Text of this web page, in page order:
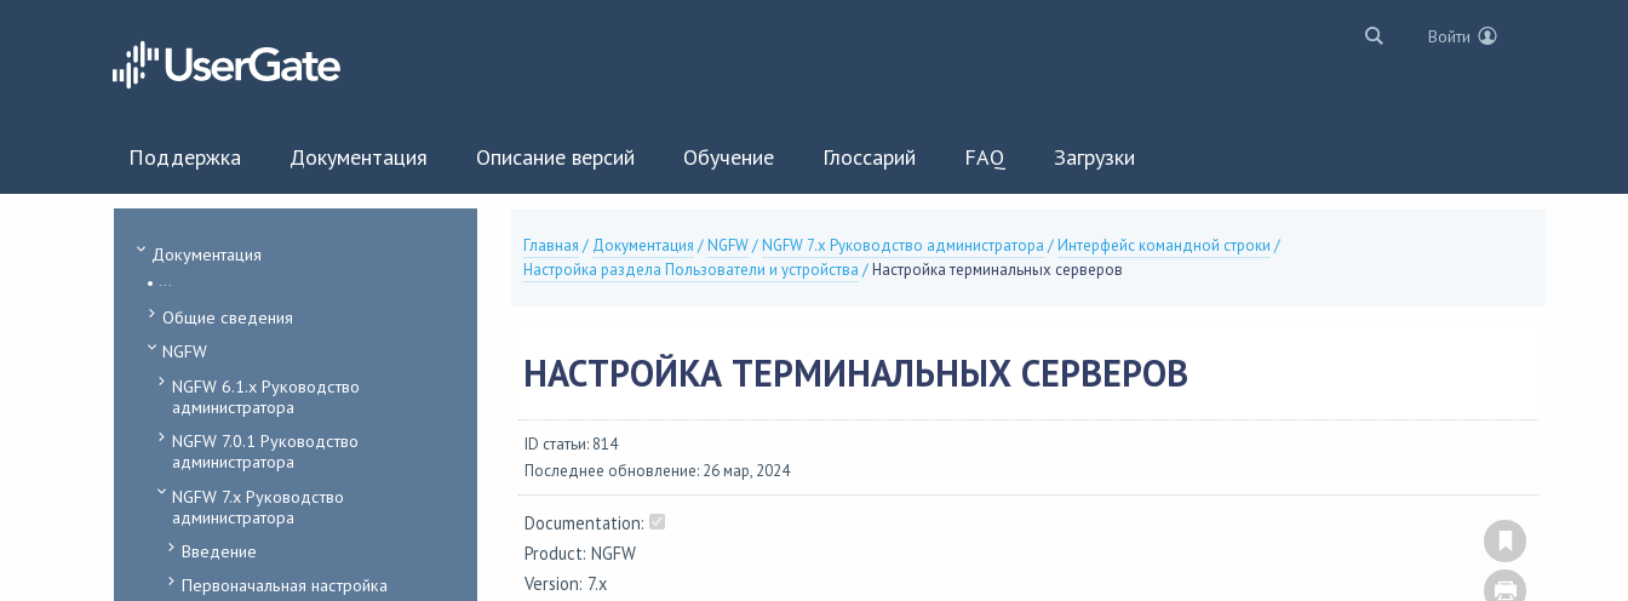
Войти
Поддержка Документация Описание версий Обучение Глоссарий FAQ Загрузки
Документация
...
Общие сведения
NGFW
NGFW 6.1.x Руководство
администратора
NGFW 7.0.1 Руководство
администратора
NGFW 7.x Руководство
администратора
Введение
Первоначальная настройка
Главная / Документация /NGFW/NGFW 7.x Руководство администратора /Интерфейс командной строки /
Настройка раздела Пользователи и устройства /Настройка терминальных серверов
НАСТРОЙКА ТЕРМИНАЛЬНЫХ СЕРВЕРОВ
ID статьи: 814
Последнее обновление: 26 мар, 2024
Documentation:
Product: NGFW
Version: 7.x